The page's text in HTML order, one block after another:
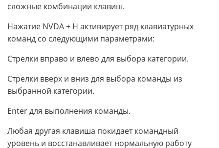
сложные комбинации клавиш.
Нажатие NVDA + H активирует ряд клавиатурных
команд со следующими параметрами:
Стрелки вправо и влево для выбора категории.
Стрелки вверх и вниз для выбора команды из
выбранной категории.
Enter для выполнения команды.
Любая другая клавиша покидает командный
уровень и восстанавливает нормальную работу